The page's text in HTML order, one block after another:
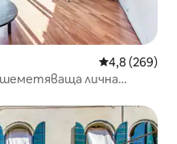
Средна
4,8 (269)
лична